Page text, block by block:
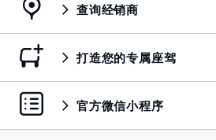
查询经销商
打造您的专属座驾
官方微信小程序